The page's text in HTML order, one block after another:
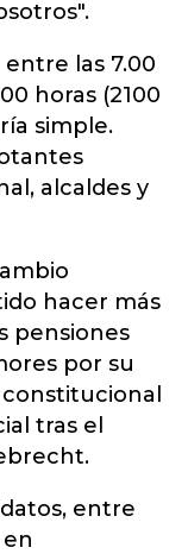
las 7.00
horas (2100
simple.
alcaldes y
hacer más
pensiones
por su
tras el
entre